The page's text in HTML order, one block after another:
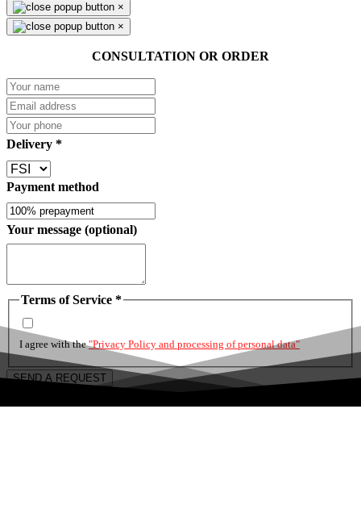
×
×
CONSULTATION OR ORDER
Delivery *
Payment method
Your message (optional)
Terms of Service *
I agree with the"Privacy Policy and processing of personal data"
SEND A REQUEST